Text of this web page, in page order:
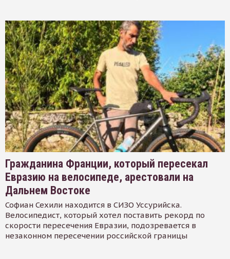
Гражданина Франции, который пересекал
Евразию на велосипеде, арестовали на
Дальнем Востоке
Софиан Сехили находится в СИЗО Уссурийска.
Велосипедист, который хотел поставить рекорд по
скорости пересечения Евразии, подозревается в
незаконном пересечении российской границы